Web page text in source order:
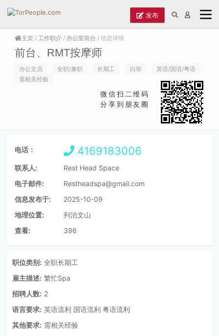
发布
主页 / 工作职介 / 办公室前台 / 信息详情
前台、RMT按摩师
办公文员 全职/兼职 长期工 白班
英语/国语/粤语
需相关经验
微信扫二维码
分享到朋友圈
电话： 4169183006
联系人:
Rest Head Space
电子邮件:
Restheadspa@gmail.com
信息发布于:
2025-10-09
地理位置:
列治文山
查看:
396
职位类别: 全职长期工
雇主描述: 繁忙Spa
招聘人数: 2
语言要求: 英语流利 国语流利 粤语流利
其他要求: 需相关经验